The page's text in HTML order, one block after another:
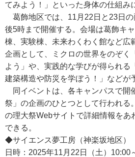
てみよう！」といった身体の仕組み
葛飾地区では、11月22日と23日
後5時まで開催する。会場は葛飾キ
棟、実験棟、未来わくわく館など広
企画として、ミクロの世界をのぞく
よう」や、実践的な学びが得られる
建築構造や防災を学ぼう！」などが
同イベントは、各キャンパスで開
祭」の企画のひとつとして行われる
の理大祭Webサイトで詳細情報をあ
できる。
◆サイエンス夢工房（神楽坂地区）
日時：2025年11月22日（土）10:00